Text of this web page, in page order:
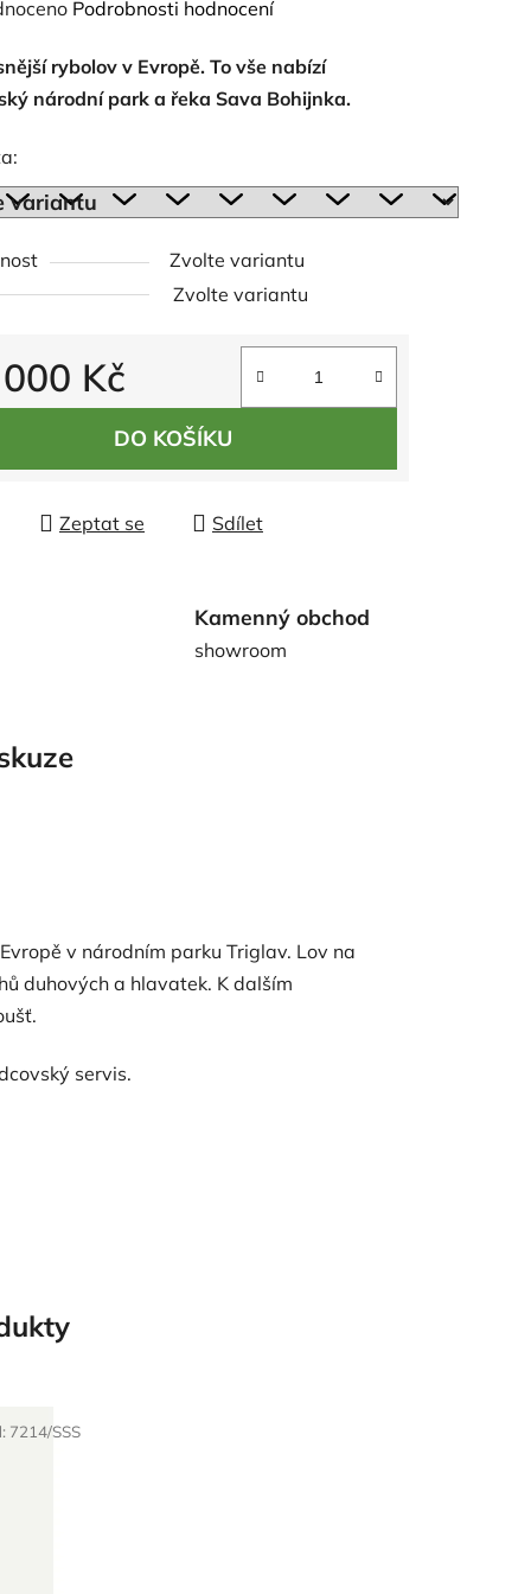
Podrobnosti hodnocení
rybolov v Evropě. To vše nabízí
národní park a řeka Sava Bohijnka.
Zvolte variantu
Zvolte variantu
Kč
cena:
DO KOŠÍKU
Zeptat se Sdílet
Kamenný obchod
showroom
v národním parku Triglav. Lov na
duhových a hlavatek. K dalším
servis.
7214/SSS